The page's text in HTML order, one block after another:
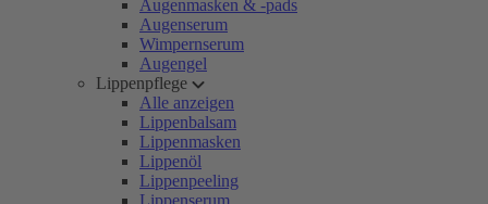
Augenmasken & -pads
Augenserum
Wimpernserum
Augengel
Lippenpflege
Alle anzeigen
Lippenbalsam
Lippenmasken
Lippenöl
Lippenpeeling
Lippenserum